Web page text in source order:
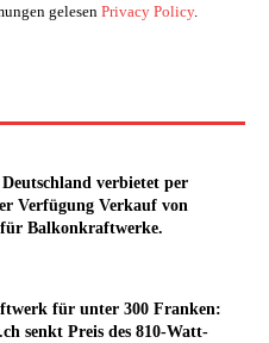
gelesen Privacy Policy.
verbietet per
Verfügung Verkauf von
für Balkonkraftwerke.
für unter 300 Franken:
senkt Preis des 810-Watt-